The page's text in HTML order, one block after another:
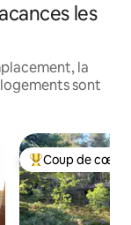
les
la
sont
Coup de cœur
Coup de cœur